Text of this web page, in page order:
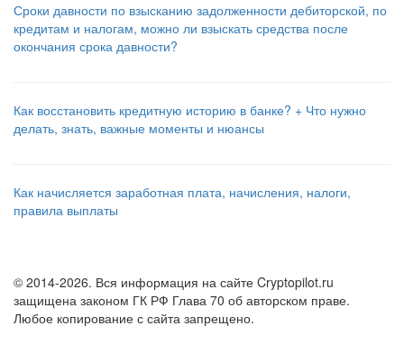
Сроки давности по взысканию задолженности дебиторской, по
кредитам и налогам, можно ли взыскать средства после
окончания срока давности?
Как восстановить кредитную историю в банке? + Что нужно
делать, знать, важные моменты и нюансы
Как начисляется заработная плата, начисления, налоги,
правила выплаты
© 2014-2026. Вся информация на сайте Cryptopilot.ru
защищена законом ГК РФ Глава 70 об авторском праве.
Любое копирование с сайта запрещено.